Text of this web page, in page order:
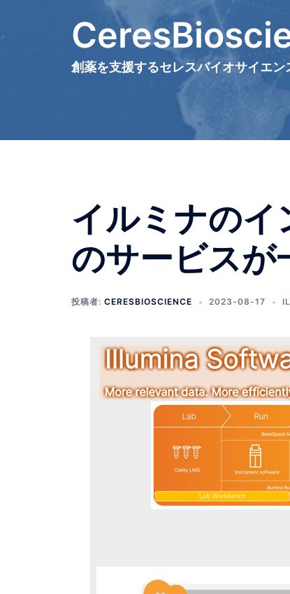
創薬を支援するセレスバイオサイエン
イルミナのイ
のサービスが
投稿者: CERESBIOSCIENCE 2023-08-17